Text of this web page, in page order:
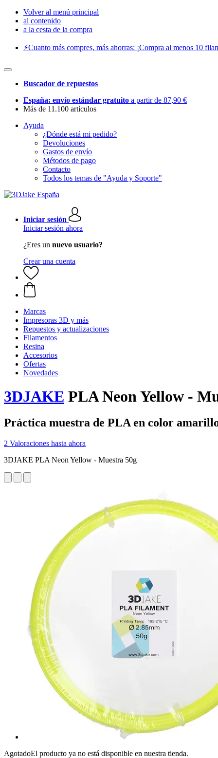
Volver al menú principal
al contenido
a la cesta de la compra
⚡️Cuanto más compres, más ahorras: ¡Compra al menos 10
Buscador de repuestos
España: envío estándar gratuito a partir de 87,90 €
Más de 11.100 artículos
Ayuda
¿Dónde está mi pedido?
Devoluciones
Gastos de envío
Métodos de pago
Contacto
Todos los temas de "Ayuda y Soporte"
Iniciar sesión
Iniciar sesión ahora
¿Eres un nuevo usuario?
Crear una cuenta
Marcas
Impresoras 3D y más
Repuestos y actualizaciones
Filamentos
Resina
Accesorios
Ofertas
Novedades
3DJAKE PLA Neon Yellow -
Práctica muestra de PLA en color
2 Valoraciones hasta ahora
3DJAKE PLA Neon Yellow - Muestra 50g
AgotadoEl producto ya no está disponible en nuestra tienda.